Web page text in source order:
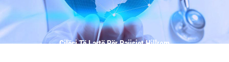
Cilësi Të Lartë Për Pajisjet Hillrom